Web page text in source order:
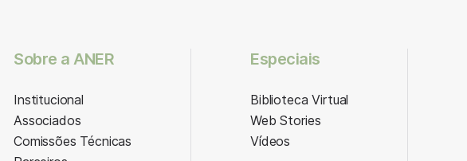
Sobre a ANER
Institucional
Associados
Comissões Técnicas
Especiais
Biblioteca Virtual
Web Stories
Vídeos